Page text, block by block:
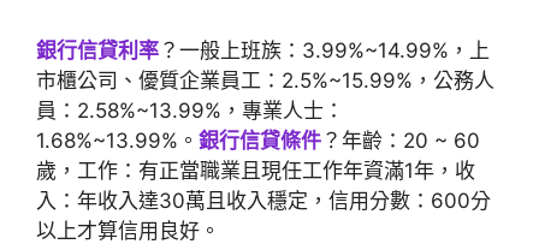
銀行信貸利率 ？一般上班族：3.99%~14.99%，上
市櫃公司、優質企業員工：2.5%~15.99%，公務人
員：2.58%~13.99%，專業人士：
1.68%~13.99%。 銀行信貸條件 ？年齡：20 ~ 60
歲，工作：有正當職業且現任工作年資滿1年，收
入：年收入達30萬且收入穩定，信用分數：600分
以上才算信用良好。